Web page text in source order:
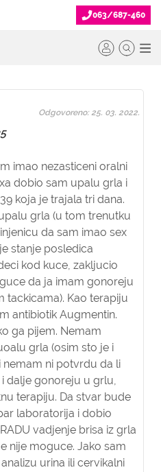
063/687-460
imao nezasticeni oralni
dobio sam upalu grla i
koja je trajala tri dana.
grla (u tom trenutku
da sam imao sex
stanje posledica
kod kuce, zakljucio
da ja imam gonoreju
tackicama). Kao terapiju
antibiotik Augmentin.
ga pijem. Nemam
grla (osim sto je i
ni potvrdu da li
dalje gonoreju u grlu,
terapiju. Da stvar bude
laboratorija i dobio
vadjenje brisa iz grla
nije moguce. Jako sam
urina ili cervikalni
Odgovoreno: 25. 03. 2022.